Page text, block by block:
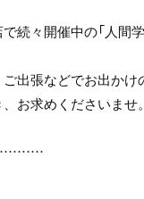
続々開催中の「人間学
出張などでお出かけ
お求めくださいませ。